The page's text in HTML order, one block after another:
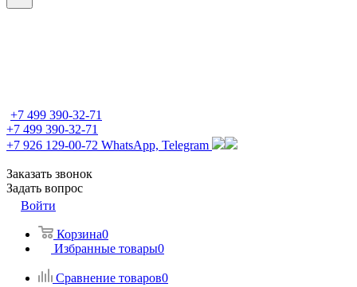
+7 499 390-32-71
+7 499 390-32-71
+7 926 129-00-72 WhatsApp, Telegram
Заказать звонок
Задать вопрос
Войти
Корзина0
Избранные товары0
Сравнение товаров0